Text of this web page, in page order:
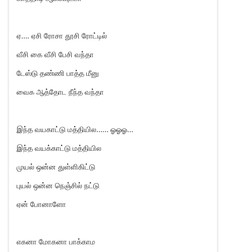
ஏ…. ஏசி ரோசா தூசி ரோட்டில்
வீசி கை வீசி பேசி வந்தா
டேஸ்டு தண்ணி பாத்த மீனு
வைக ஆத்தோட நீந்த வந்தா
இந்த வயகாட்டு மத்தியில…… ஓஓஓ…
இந்த வயக்காட்டு மத்தியில
முயல் ஒன்ன துள்ளிகிட்டு
புயல் ஒன்ன நெஞ்சில் நட்டு
ஏன் போனாளோ
எகனா மோகனா பாக்காம